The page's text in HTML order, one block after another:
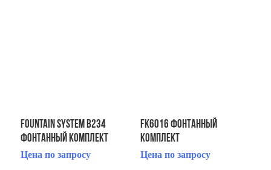
FOUNTAIN SYSTEM B234
ФОНТАННЫЙ КОМПЛЕКТ
Цена по запросу
FK6016 Фонтанный
комплект
Цена по запросу